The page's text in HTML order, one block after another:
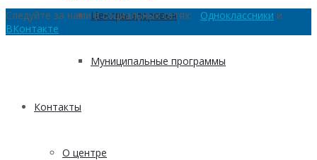
Центры здоровья
Муниципальные программы
Контакты
О центре
Следуйте за нами в социальных сетях: Одноклассники и
ВКонтакте